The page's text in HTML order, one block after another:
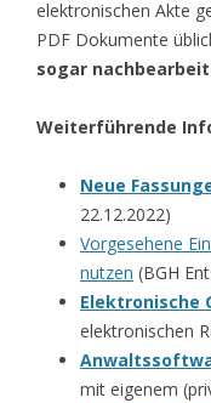
elektronischen Akte
PDF Dokumente
sogar
Weiterführende
Neue
22.12.2022)
Vorgesehene
nutzen (BGH
Elektronische
elektronischen
mit eigenem